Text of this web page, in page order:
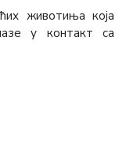
животиња која
у контакт са